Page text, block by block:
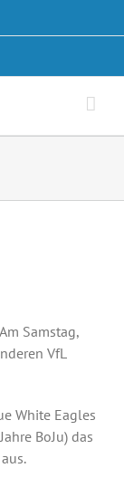
Samstag,
VfL
White Eagles
BoJu) das